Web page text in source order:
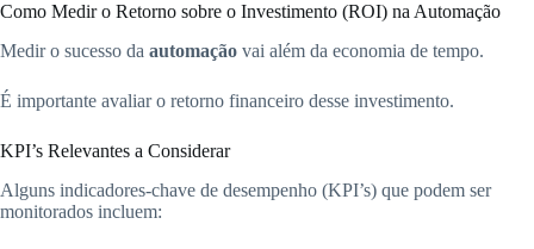
Como Medir o Retorno sobre o Investimento (ROI) na Automação
Medir o sucesso da automação vai além da economia de tempo.
É importante avaliar o retorno financeiro desse investimento.
KPI’s Relevantes a Considerar
Alguns indicadores-chave de desempenho (KPI’s) que podem ser
monitorados incluem: